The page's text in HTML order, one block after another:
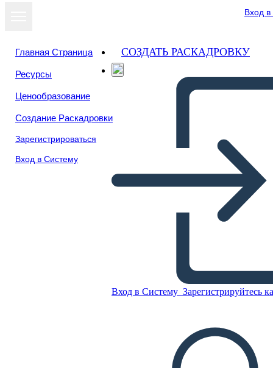
Вход
Главная Страница
Ресурсы
Ценообразование
Создание Раскадровки
Зарегистрироваться
Вход в Систему
СОЗДАТЬ РАСКАДРОВКУ
Вход в Систему Зарегистрируйтесь